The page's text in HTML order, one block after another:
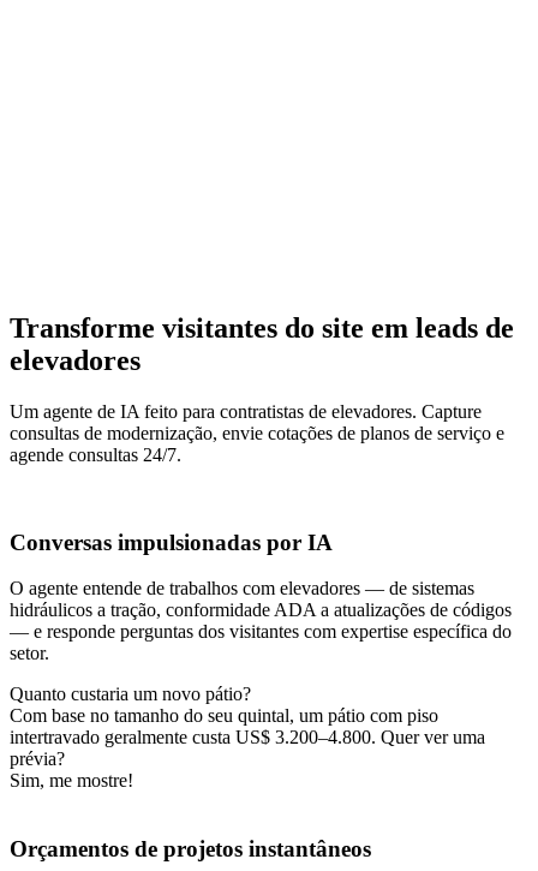
Transforme visitantes do site em leads de
elevadores
Um agente de IA feito para contratistas de elevadores. Capture
consultas de modernização, envie cotações de planos de serviço e
agende consultas 24/7.
Conversas impulsionadas por IA
O agente entende de trabalhos com elevadores — de sistemas
hidráulicos a tração, conformidade ADA a atualizações de códigos
— e responde perguntas dos visitantes com expertise específica do
setor.
Quanto custaria um novo pátio?
Com base no tamanho do seu quintal, um pátio com piso
intertravado geralmente custa US$ 3.200–4.800. Quer ver uma
prévia?
Sim, me mostre!
Orçamentos de projetos instantâneos